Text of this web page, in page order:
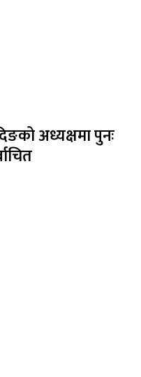
अध्यक्षमा पुनः